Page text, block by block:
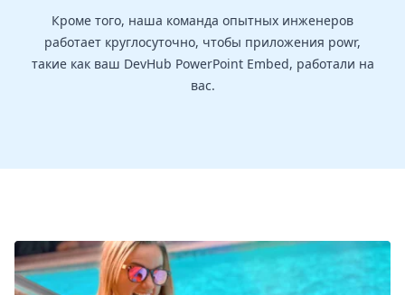
Кроме того, наша команда опытных инженеров
работает круглосуточно, чтобы приложения powr,
такие как ваш DevHub PowerPoint Embed, работали на
вас.